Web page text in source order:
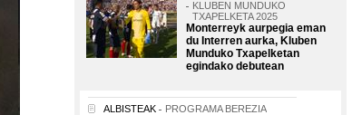
KLUBEN MUNDUKO
TXAPELKETA 2025
Monterreyk aurpegia eman
du Interren aurka, Kluben
Munduko Txapelketan
egindako debutean
ALBISTEAK PROGRAMA BEREZIA